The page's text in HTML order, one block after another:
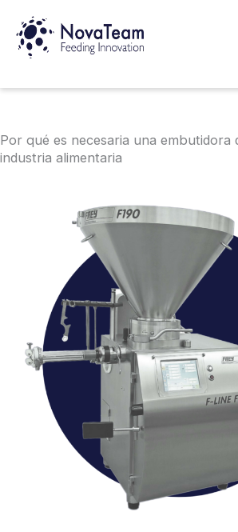
contenido
Por qué es necesaria una embutidora
industria alimentaria